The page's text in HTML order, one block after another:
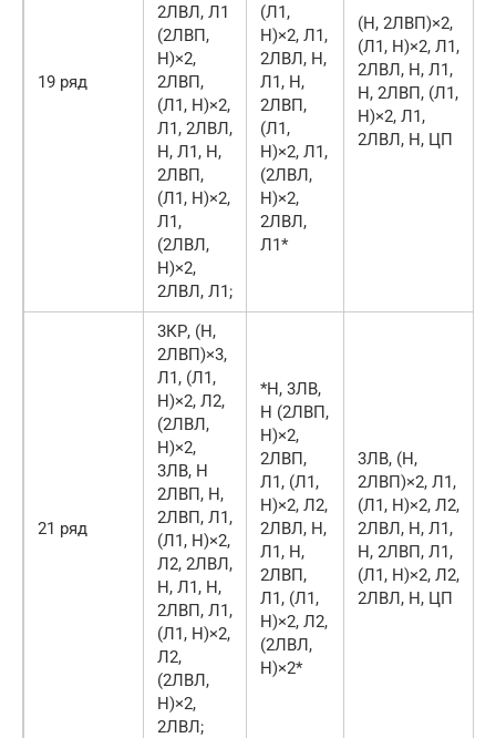
19 ряд
2ЛВЛ, Л1
(2ЛВП,
Н)×2,
2ЛВП,
(Л1, Н)×2,
Л1, 2ЛВЛ,
Н, Л1, Н,
2ЛВП,
(Л1, Н)×2,
Л1,
(2ЛВЛ,
Н)×2,
2ЛВЛ, Л1;
(Л1,
Н)×2, Л1,
2ЛВЛ, Н,
Л1, Н,
2ЛВП,
(Л1,
Н)×2, Л1,
(2ЛВЛ,
Н)×2,
2ЛВЛ,
Л1*
(Н, 2ЛВП)×2,
(Л1, Н)×2, Л1,
2ЛВЛ, Н, Л1,
Н, 2ЛВП, (Л1,
Н)×2, Л1,
2ЛВЛ, Н, ЦП
21 ряд
3КР, (Н,
2ЛВП)×3,
Л1, (Л1,
Н)×2, Л2,
(2ЛВЛ,
Н)×2,
3ЛВ, Н
2ЛВП, Н,
2ЛВП, Л1,
(Л1, Н)×2,
Л2, 2ЛВЛ,
Н, Л1, Н,
2ЛВП, Л1,
(Л1, Н)×2,
Л2,
(2ЛВЛ,
Н)×2,
2ЛВЛ;
*Н, 3ЛВ,
Н (2ЛВП,
Н)×2,
2ЛВП,
Л1, (Л1,
Н)×2, Л2,
2ЛВЛ, Н,
Л1, Н,
2ЛВП,
Л1, (Л1,
Н)×2, Л2,
(2ЛВЛ,
Н)×2*
3ЛВ, (Н,
2ЛВП)×2, Л1,
(Л1, Н)×2, Л2,
2ЛВЛ, Н, Л1,
Н, 2ЛВП, Л1,
(Л1, Н)×2, Л2,
2ЛВЛ, Н, ЦП